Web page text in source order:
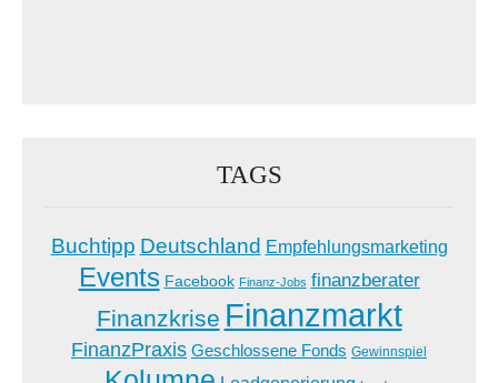
TAGS
Buchtipp Deutschland Empfehlungsmarketing
Events Facebook Finanz-Jobs finanzberater
Finanzkrise Finanzmarkt
FinanzPraxis Geschlossene Fonds Gewinnspiel